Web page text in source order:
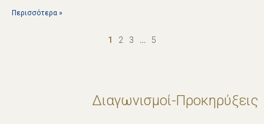
Περισσότερα »
1 2 3 … 5
Διαγωνισμοί-Προκηρύξεις